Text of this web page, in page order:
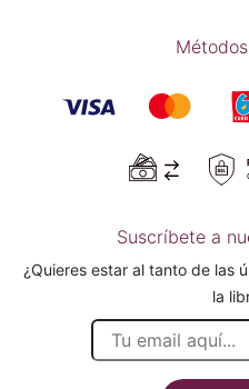
Suscríbete a
¿Quieres estar al tanto de las
la